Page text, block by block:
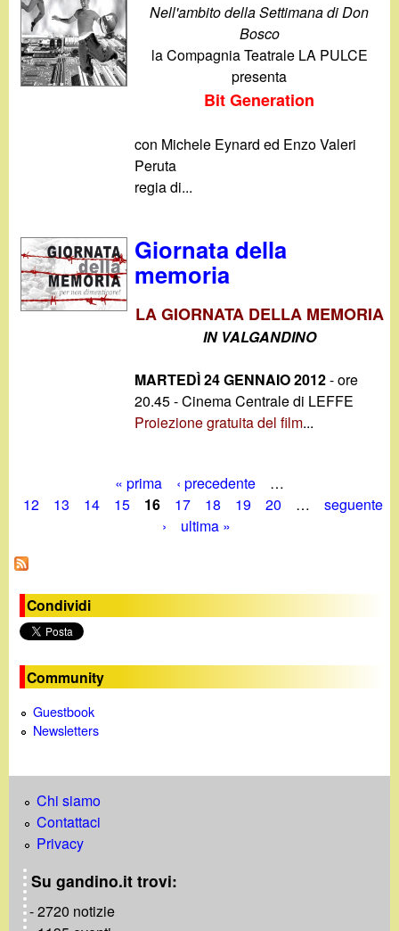
Nell'ambito della Settimana di Don
Bosco
la Compagnia Teatrale LA PULCE
presenta
Bit Generation
con Michele Eynard ed Enzo Valeri
Peruta
regia di...
Giornata della
memoria
LA GIORNATA DELLA MEMORIA
IN VALGANDINO
MARTEDÌ 24 GENNAIO 2012- ore
20.45 - Cinema Centrale di LEFFE
Proiezione gratuita del film...
P
g
i
n
e
« prima ‹ precedente
…
12
13 14 15 16 17 18 19 20 …
seguente
›
ultima »
Condividi
Community
Guestbook
Newsletters
Chi siamo
Contattaci
Privacy
Su gandino.it trovi:
- 2720 notizie